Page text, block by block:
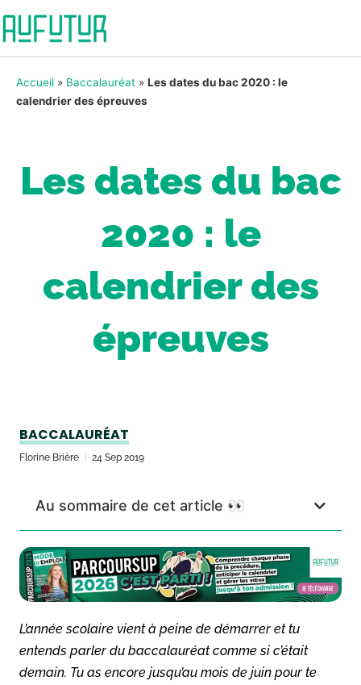
Accueil » Baccalauréat » Les dates du bac 2020 : le
calendrier des épreuves
Les dates du bac
2020 : le
calendrier des
épreuves
BACCALAURÉAT
Florine Brière 24 Sep 2019
Au sommaire de cet article 👀
L’année scolaire vient à peine de démarrer et tu
entends parler du baccalauréat comme si c’était
demain. Tu as encore jusqu’au mois de juin pour te